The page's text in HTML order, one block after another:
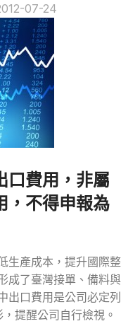
07-24
口費用，非屬
，不得申報為
生產成本，提升國際整
成了臺灣接單、備料與
出口費用是公司必定列
提醒公司自行檢視。